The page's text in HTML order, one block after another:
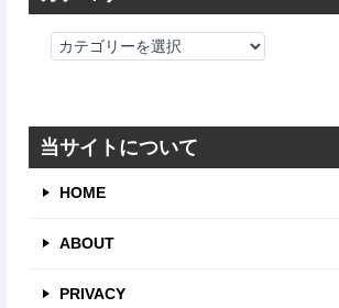
カ
リ
当サイトについて
HOME
ABOUT
PRIVACY